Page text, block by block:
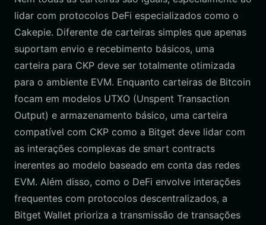
lidar com protocolos DeFi especializados como o
Cakepie. Diferente de carteiras simples que apenas
suportam envio e recebimento básicos, uma
carteira para CKP deve ser totalmente otimizada
para o ambiente EVM. Enquanto carteiras de Bitcoin
focam em modelos UTXO (Unspent Transaction
Output) e armazenamento básico, uma carteira
compatível com CKP como a Bitget deve lidar com
as interações complexas de smart contracts
inerentes ao modelo baseado em conta das redes
EVM. Além disso, como o DeFi envolve interações
frequentes com protocolos descentralizados, a
Bitget Wallet prioriza a transmissão de transações